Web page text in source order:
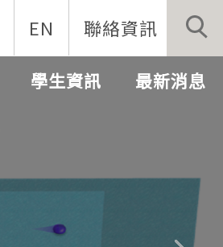
EN 聯絡資訊
學生資訊 最新消息